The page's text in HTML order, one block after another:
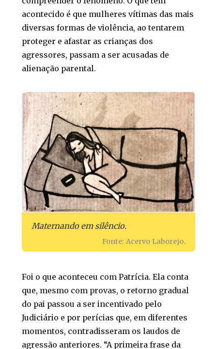
acontecido é que mulheres vítimas das mais
diversas formas de violência, ao tentarem
proteger e afastar as crianças dos
agressores, passam a ser acusadas de
alienação parental.
Maternando em silêncio.
Fonte: Acervo Laborejo.
Foi o que aconteceu com Patrícia. Ela conta
que, mesmo com provas, o retorno gradual
do pai passou a ser incentivado pelo
Judiciário e por perícias que, em diferentes
momentos, contradisseram os laudos de
agressão anteriores. “A primeira frase da